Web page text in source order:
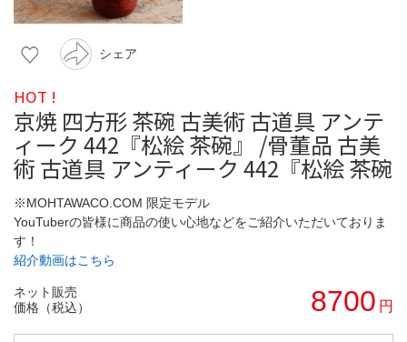
シェア
HOT !
京焼 四方形 茶碗 古美術 古道具 アンテ
ィーク 442『松絵 茶碗』 /骨董品 古美
術 古道具 アンティーク 442『松絵 茶碗
※MOHTAWACO.COM 限定モデル
YouTuberの皆様に商品の使い心地などをご紹介いただいておりま
す！
紹介動画はこちら
ネット販売
価格（税込）
8700 円